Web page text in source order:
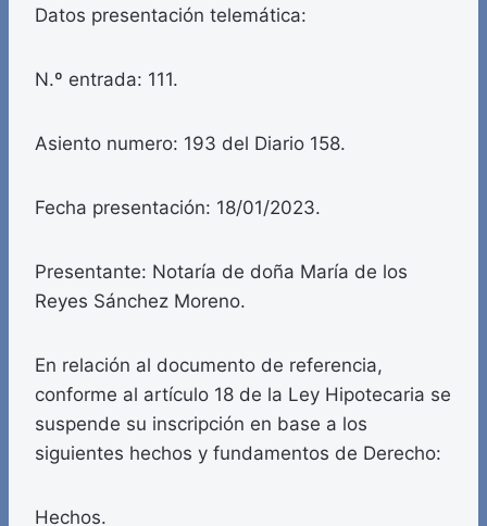
Datos presentación telemática:
N.º entrada: 111.
Asiento numero: 193 del Diario 158.
Fecha presentación: 18/01/2023.
Presentante: Notaría de doña María de los
Reyes Sánchez Moreno.
En relación al documento de referencia,
conforme al artículo 18 de la Ley Hipotecaria se
suspende su inscripción en base a los
siguientes hechos y fundamentos de Derecho:
Hechos.